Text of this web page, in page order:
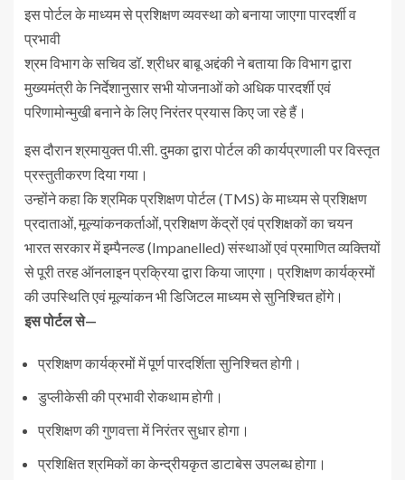
इस पोर्टल के माध्यम से प्रशिक्षण व्यवस्था को बनाया जाएगा पारदर्शी व
प्रभावी
श्रम विभाग के सचिव डॉ. श्रीधर बाबू अद्दंकी ने बताया कि विभाग द्वारा
मुख्यमंत्री के निर्देशानुसार सभी योजनाओं को अधिक पारदर्शी एवं
परिणामोन्मुखी बनाने के लिए निरंतर प्रयास किए जा रहे हैं।
इस दौरान श्रमायुक्त पी.सी. दुमका द्वारा पोर्टल की कार्यप्रणाली पर विस्तृत
प्रस्तुतीकरण दिया गया।
उन्होंने कहा कि श्रमिक प्रशिक्षण पोर्टल (TMS) के माध्यम से प्रशिक्षण
प्रदाताओं, मूल्यांकनकर्ताओं, प्रशिक्षण केंद्रों एवं प्रशिक्षकों का चयन
भारत सरकार में इम्पैनल्ड (Impanelled) संस्थाओं एवं प्रमाणित व्यक्तियों
से पूरी तरह ऑनलाइन प्रक्रिया द्वारा किया जाएगा। प्रशिक्षण कार्यक्रमों
की उपस्थिति एवं मूल्यांकन भी डिजिटल माध्यम से सुनिश्चित होंगे।
इस पोर्टल से—
प्रशिक्षण कार्यक्रमों में पूर्ण पारदर्शिता सुनिश्चित होगी।
डुप्लीकेसी की प्रभावी रोकथाम होगी।
प्रशिक्षण की गुणवत्ता में निरंतर सुधार होगा।
प्रशिक्षित श्रमिकों का केन्द्रीयकृत डाटाबेस उपलब्ध होगा।